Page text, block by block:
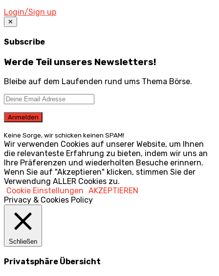
Login/Sign up
✕
Subscribe
Werde Teil unseres Newsletters!
Bleibe auf dem Laufenden rund ums Thema Börse.
Keine Sorge, wir schicken keinen SPAM!
Wir verwenden Cookies auf unserer Website, um Ihnen
die relevanteste Erfahrung zu bieten, indem wir uns an
Ihre Präferenzen und wiederholten Besuche erinnern.
Wenn Sie auf "Akzeptieren" klicken, stimmen Sie der
Verwendung ALLER Cookies zu.
Cookie Einstellungen AKZEPTIEREN
Privacy & Cookies Policy
Schließen
Privatsphäre Übersicht